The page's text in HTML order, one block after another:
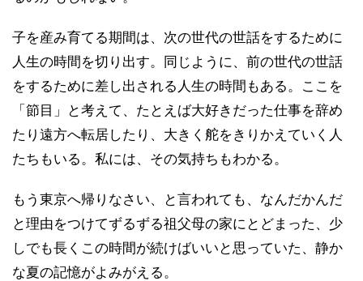
子を産み育てる期間は、次の世代の世話をするために
人生の時間を切り出す。同じように、前の世代の世話
をするために差し出される人生の時間もある。ここを
「節目」と考えて、たとえば大好きだった仕事を辞め
たり遠方へ転居したり、大きく舵をきりかえていく人
たちもいる。私には、その気持ちもわかる。
もう東京へ帰りなさい、と言われても、なんだかんだ
と理由をつけてずるずる祖父母の家にとどまった、少
しでも長くこの時間が続けばいいと思っていた、静か
な夏の記憶がよみがえる。